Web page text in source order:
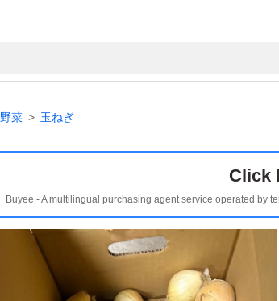
野菜 玉ねぎ
Click
Buyee - A multilingual purchasing agent service operated by